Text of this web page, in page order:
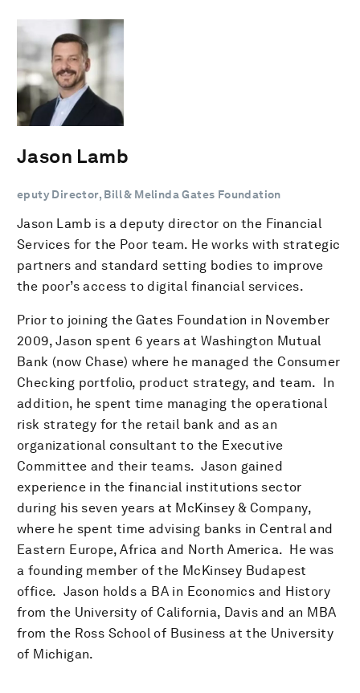
Jason Lamb
eputy Director, Bill & Melinda Gates Foundation
Jason Lamb is a deputy director on the Financial
Services for the Poor team. He works with strategic
partners and standard setting bodies to improve
the poor’s access to digital financial services.
Prior to joining the Gates Foundation in November
2009, Jason spent 6 years at Washington Mutual
Bank (now Chase) where he managed the Consumer
Checking portfolio, product strategy, and team. In
addition, he spent time managing the operational
risk strategy for the retail bank and as an
organizational consultant to the Executive
Committee and their teams. Jason gained
experience in the financial institutions sector
during his seven years at McKinsey & Company,
where he spent time advising banks in Central and
Eastern Europe, Africa and North America. He was
a founding member of the McKinsey Budapest
office. Jason holds a BA in Economics and History
from the University of California, Davis and an MBA
from the Ross School of Business at the University
of Michigan.